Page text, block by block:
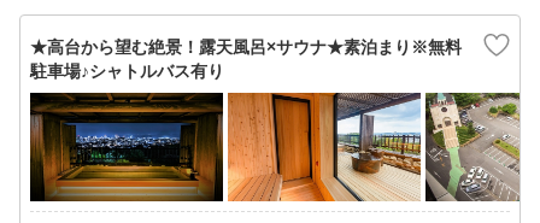
★高台から望む絶景！露天風呂×サウナ★素泊まり※無料
駐車場♪シャトルバス有り